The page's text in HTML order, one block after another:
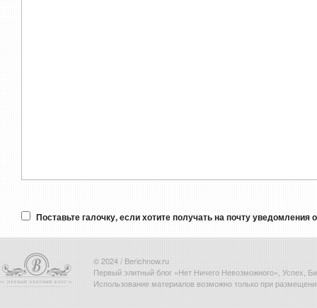
Поставьте галочку, если хотите получать на почту
© 2024 / Berichnow.ru
Первый элитный блог «Нет Ничего Невозможного», Успех,
Использование материалов возможно только при